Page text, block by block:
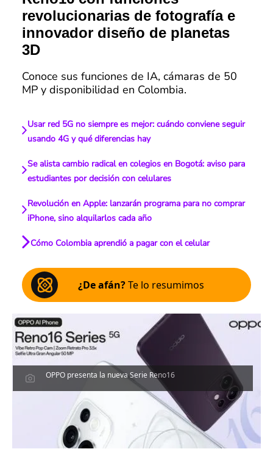
revolucionarias de fotografía e
innovador diseño de planetas
3D
Conoce sus funciones de IA, cámaras de 50
MP y disponibilidad en Colombia.
Usar red 5G no siempre es mejor: cuándo conviene seguir
usando 4G y qué diferencias hay
Se alista cambio radical en colegios en Bogotá: aviso para
estudiantes por decisión con celulares
Revolución en Apple: lanzarán programa para no comprar
iPhone, sino alquilarlos cada año
Cómo Colombia aprendió a pagar con el celular
¿De afán?Te lo resumimos
OPPO presenta la nueva Serie Reno16